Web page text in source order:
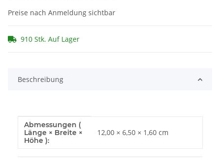
Preise nach Anmeldung sichtbar
910 Stk. Auf Lager
Beschreibung
Produkteigenschaft
Wert
Abmessungen (
Länge × Breite ×
Höhe ):
12,00 × 6,50 × 1,60 cm